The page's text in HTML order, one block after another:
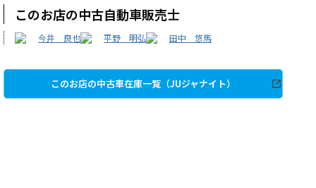
このお店の中古自動車販売士
今井 良也 平野 明弘 田中 悠馬
このお店の中古車在庫一覧（JUジャナイト）